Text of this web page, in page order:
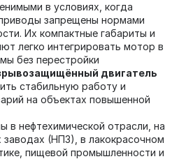
в условиях, когда
запрещены нормами
Их компактные габариты и
легко интегрировать мотор в
без перестройки
двигатель
стабильную работу и
на объектах повышенной
в нефтехимической отрасли, на
(НПЗ), в лакокрасочном
пищевой промышленности и